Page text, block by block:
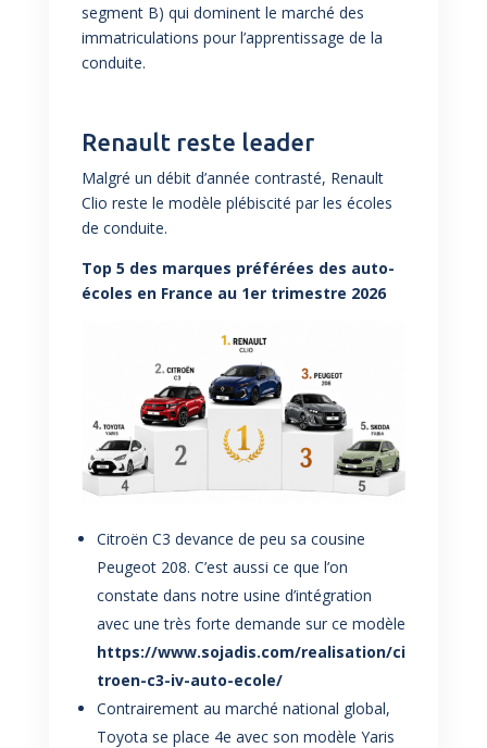
segment B) qui dominent le marché des
immatriculations pour l’apprentissage de la
conduite.
Renault reste leader
Malgré un débit d’année contrasté, Renault
Clio reste le modèle plébiscité par les écoles
de conduite.
Top 5 des marques préférées des auto-
écoles en France au 1er trimestre 2026
Citroën C3 devance de peu sa cousine
Peugeot 208. C’est aussi ce que l’on
constate dans notre usine d’intégration
avec une très forte demande sur ce modèle
https://www.sojadis.com/realisation/ci
troen-c3-iv-auto-ecole/
Contrairement au marché national global,
Toyota se place 4e avec son modèle Yaris